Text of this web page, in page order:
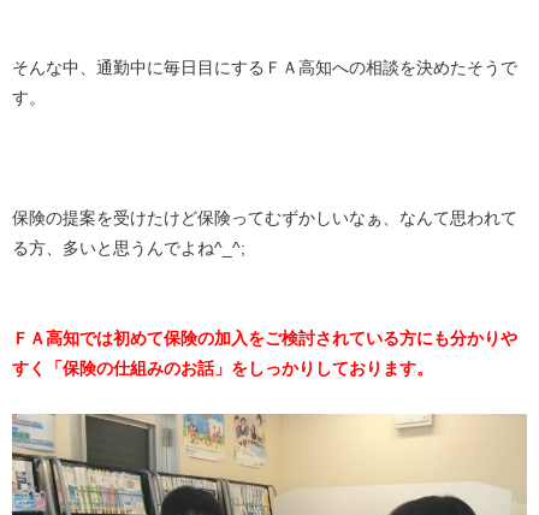
そんな中、通勤中に毎日目にするＦＡ高知への相談を決めたそうで
す。
保険の提案を受けたけど保険ってむずかしいなぁ、なんて思われて
る方、多いと思うんでよね^_^;
ＦＡ高知では初めて保険の加入をご検討されている方にも分かりや
すく「保険の仕組みのお話」をしっかりしております。